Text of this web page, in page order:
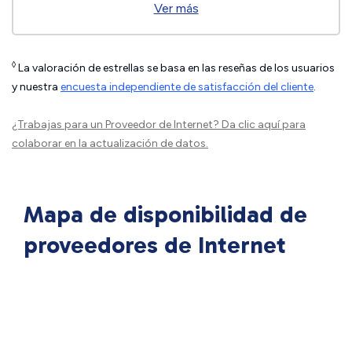
Ver más
◊ La valoración de estrellas se basa en las reseñas de los usuarios
y nuestra encuesta independiente de satisfacción del cliente.
¿Trabajas para un Proveedor de Internet? Da clic aquípara
colaborar en la actualización de datos.
Mapa de disponibilidad de
proveedores de Internet